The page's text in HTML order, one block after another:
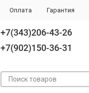
Оплата Гарантия
+7(343)206-43-26
+7(902)150-36-31